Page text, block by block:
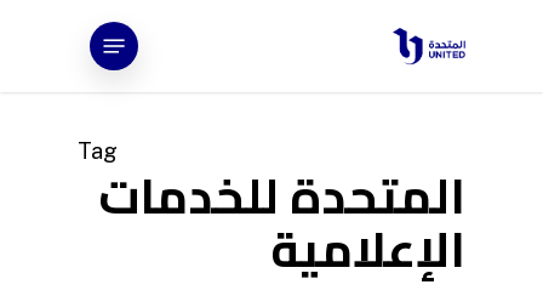
Menu
Tagالمتحدة للخدمات
الإعلامية